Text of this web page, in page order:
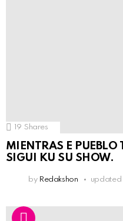
19 Shares
MIENTRAS E PUEBLO
SIGUI KU SU SHOW.
by Redakshon updated